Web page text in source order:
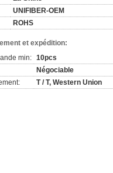
UNIFIBER-OEM
ROHS
et expédition:
min: 10pcs
Négociable
T / T, Western Union